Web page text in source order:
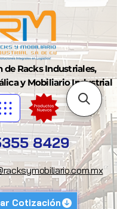
de Racks Industriales,
y Mobiliario Industrial
8429
Cotización